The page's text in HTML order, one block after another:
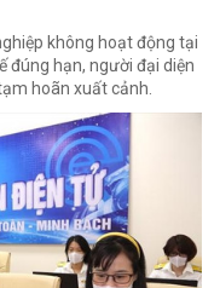
không hoạt động tại
đúng hạn, người đại diện
hoãn xuất cảnh.